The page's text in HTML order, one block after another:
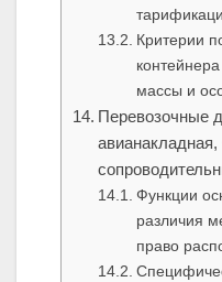
Критерии
массы и
Перевозочные
Функции
различия
право